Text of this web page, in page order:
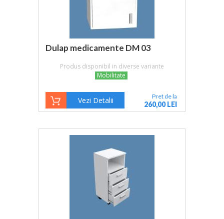
Dulap medicamente DM 03
Produs disponibil in diverse variante
Mobilitate
Vezi Detalii Pret de la
260,00 LEI